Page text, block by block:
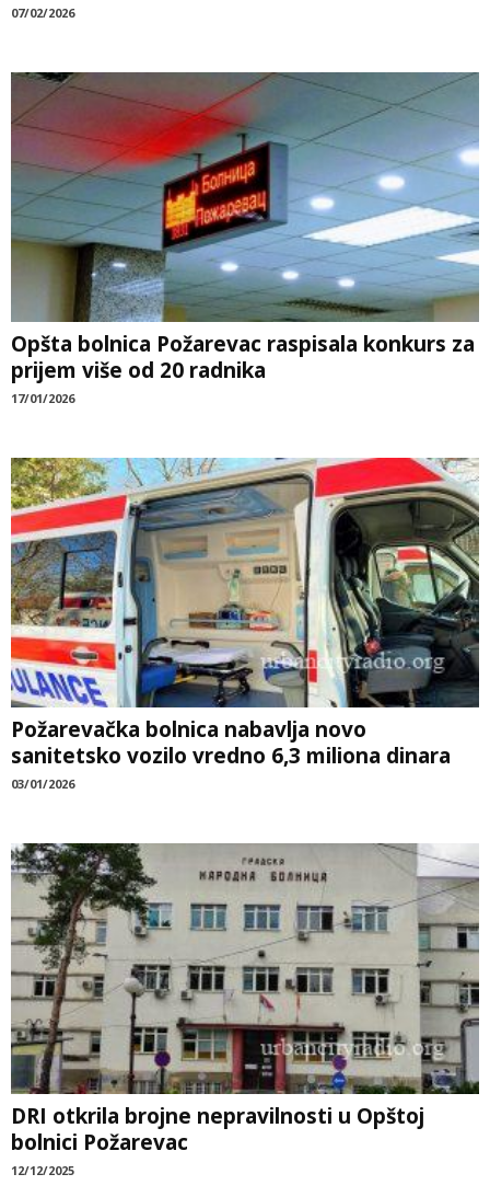
07/02/2026
Opšta bolnica Požarevac raspisala konkurs za
prijem više od 20 radnika
17/01/2026
Požarevačka bolnica nabavlja novo
sanitetsko vozilo vredno 6,3 miliona dinara
03/01/2026
DRI otkrila brojne nepravilnosti u Opštoj
bolnici Požarevac
12/12/2025